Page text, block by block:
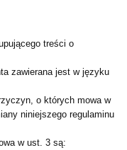
treści o
zawierana jest w języku
o których mowa w
niniejszego regulaminu
w ust. 3 są: